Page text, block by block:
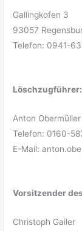
Gallingkofen 3
93057
Telefon: 0941-
Löschzugführer:
Anton Obermüller
Telefon: 0160-
E-Mail:
Vorsitzender
Christoph Gailer